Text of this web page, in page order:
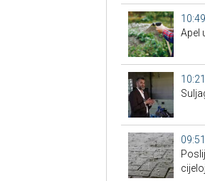
10:49
Apel
10:21
09:51